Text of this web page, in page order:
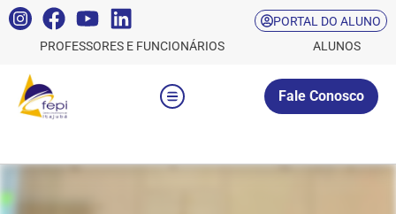
PORTAL DO ALUNO
PROFESSORES E FUNCIONÁRIOS
ALUNOS
Fale Conosco